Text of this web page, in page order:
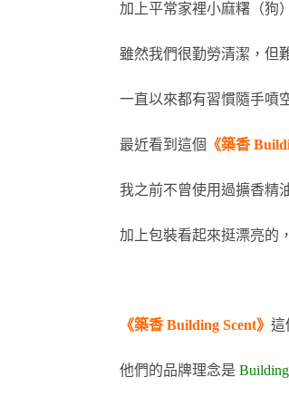
加上平常家裡小麻糬（狗
雖然我們很勤勞清潔， 但
一直以來都有習慣隨手噴
最近看到這個 《築香
我之前不曾使用過擴香精
加上包裝看起來挺漂亮的
《築香 Building Scent》 這
他們的品牌理念是